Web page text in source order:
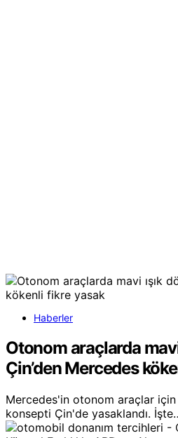
Haberler
Otonom araçlarda
Çin’den Mercedes
Mercedes'in otonom araçlar için
konsepti Çin'de yasaklandı.